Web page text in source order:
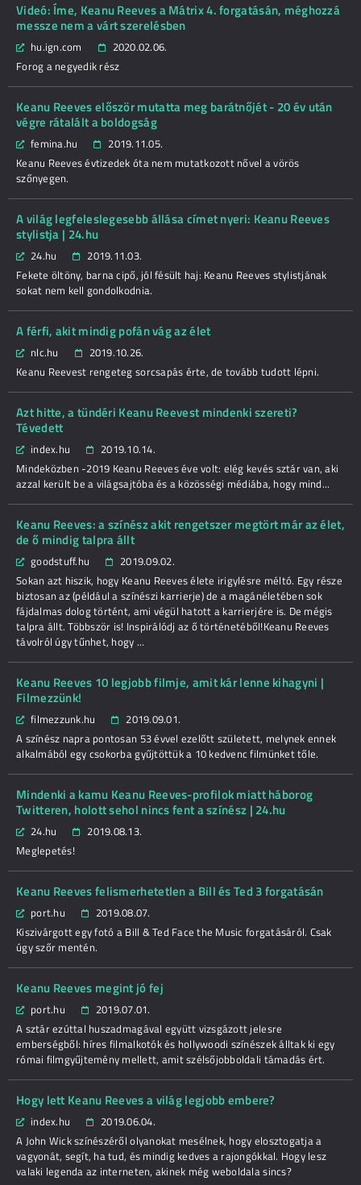
Videó: Íme, Keanu Reeves a Mátrix 4. forgatásán, méghozzá
messze nem a várt szerelésben
hu.ign.com
2020.02.06.
Forog a negyedik rész
Keanu Reeves először mutatta meg barátnőjét - 20 év után
végre rátalált a boldogság
femina.hu
2019.11.05.
Keanu Reeves évtizedek óta nem mutatkozott nővel a vörös
szőnyegen.
A világ legfeleslegesebb állása címet nyeri: Keanu Reeves
stylistja | 24.hu
24.hu
2019.11.03.
Fekete öltöny, barna cipő, jól fésült haj: Keanu Reeves stylistjának
sokat nem kell gondolkodnia.
A férfi, akit mindig pofán vág az élet
nlc.hu
2019.10.26.
Keanu Reevest rengeteg sorcsapás érte, de tovább tudott lépni.
Azt hitte, a tündéri Keanu Reevest mindenki szereti?
Tévedett
index.hu
2019.10.14.
Mindeközben -2019 Keanu Reeves éve volt: elég kevés sztár van, aki
azzal került be a világsajtóba és a közösségi médiába, hogy mind...
Keanu Reeves: a színész akit rengetszer megtört már az élet,
de ő mindig talpra állt
goodstuff.hu
2019.09.02.
Sokan azt hiszik, hogy Keanu Reeves élete irigylésre méltó. Egy része
biztosan az (például a színészi karrierje) de a magánéletében sok
fájdalmas dolog történt, ami végül hatott a karrierjére is. De mégis
talpra állt. Többször is! Inspirálódj az ő történetéből!Keanu Reeves
távolról úgy tűnhet, hogy ...
Keanu Reeves 10 legjobb filmje, amit kár lenne kihagyni |
Filmezzünk!
filmezzunk.hu
2019.09.01.
A színész napra pontosan 53 évvel ezelőtt született, melynek ennek
alkalmából egy csokorba gyűjtöttük a 10 kedvenc filmünket tőle.
Mindenki a kamu Keanu Reeves-profilok miatt háborog
Twitteren, holott sehol nincs fent a színész | 24.hu
24.hu
2019.08.13.
Meglepetés!
Keanu Reeves felismerhetetlen a Bill és Ted 3 forgatásán
port.hu
2019.08.07.
Kiszivárgott egy fotó a Bill & Ted Face the Music forgatásáról. Csak
úgy szőr mentén.
Keanu Reeves megint jó fej
port.hu
2019.07.01.
A sztár ezúttal huszadmagával együtt vizsgázott jelesre
emberségből: híres filmalkotók és hollywoodi színészek álltak ki egy
római filmgyűjtemény mellett, amit szélsőjobboldali támadás ért.
Hogy lett Keanu Reeves a világ legjobb embere?
index.hu
2019.06.04.
A John Wick színészéről olyanokat mesélnek, hogy elosztogatja a
vagyonát, segít, ha tud, és mindig kedves a rajongókkal. Hogy lesz
valaki legenda az interneten, akinek még weboldala sincs?